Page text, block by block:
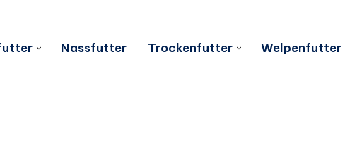
Nassfutter Trockenfutter Welpenfutter